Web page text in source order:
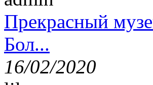
Прекрасный
Бол...
16/02/2020